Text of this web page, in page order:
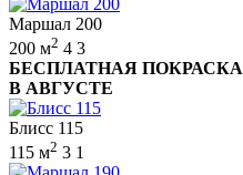
Маршал 200
200 м2 4 3
БЕСПЛАТНАЯ ПОКРАСКА
В АВГУСТЕ
Блисс 115
115 м2 3 1